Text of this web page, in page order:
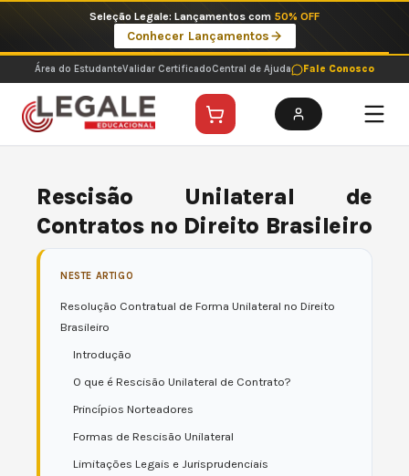
o
conteúdo
Imperdíveis no Pix: Pós Selecionadas a 199 reais no pix em parcela única
Ver ofertas
Área do EstudanteValidar CertificadoCentral de Ajuda Fale Conosco
Rescisão Unilateral de
Contratos no Direito Brasileiro
NESTE ARTIGO
Resolução Contratual de Forma Unilateral no Direito
Brasileiro
Introdução
O que é Rescisão Unilateral de Contrato?
Princípios Norteadores
Formas de Rescisão Unilateral
Limitações Legais e Jurisprudenciais